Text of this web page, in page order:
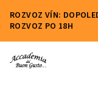
obsah
ROZVOZ VÍN:
ROZVOZ PO 18H